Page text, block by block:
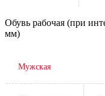
Обувь рабочая (при
мм)
Мужская